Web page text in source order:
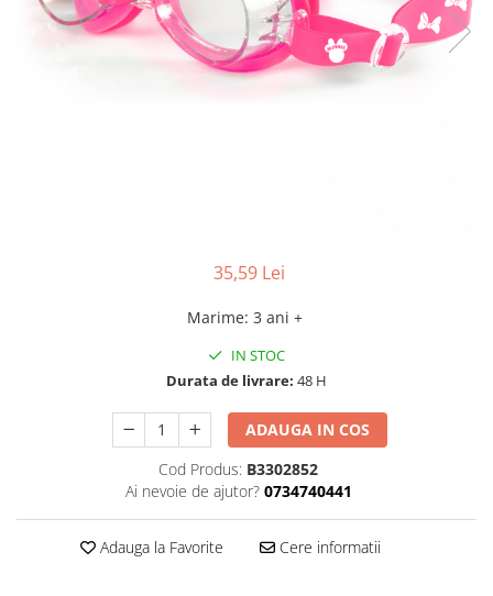
35,59 Lei
Marime: 3 ani +
IN STOC
Durata de livrare: 48 H
ADAUGA IN COS
Cod Produs: B3302852
Ai nevoie de ajutor? 0734740441
Adauga la Favorite Cere informatii